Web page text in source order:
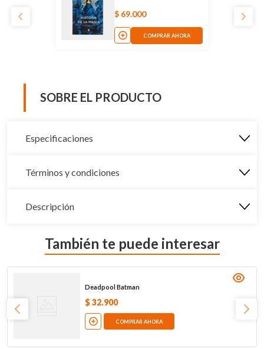
$ 69.000
COMPRAR AHORA
SOBRE EL PRODUCTO
Especificaciones
Términos y condiciones
Descripción
También te puede interesar
Deadpool Batman
$ 32.900
COMPRAR AHORA